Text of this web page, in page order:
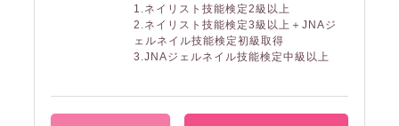
1.ネイリスト技能検定2級以上
2.ネイリスト技能検定3級以上＋JNAジ
ェルネイル技能検定初級取得
3.JNAジェルネイル技能検定中級以上